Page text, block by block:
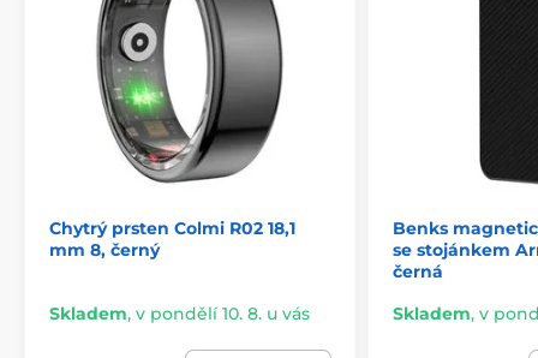
Kvalitní zpracování: Vyroben z odolného ABS plastu
a zinkové slitiny – kombinace, která zaručí dlouhou
životnost i stylový vzhled.
Produkt je zařazen v kategoriích
Chytrý prsten Colmi R02 18,1
mm 8, černý
Skladem, v pondělí 10. 8. u vás
Benks
se stojánkem
černá
Skladem, v